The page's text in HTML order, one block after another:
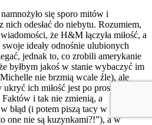
się sporo mitów i
nich odesłać do niebytu. Rozumiem,
że H&M łączyła miłość, a
ideały odnośnie ulubionych
jednak to, co zrobili amerykanie
byłbym jakoś w stanie wybaczyć im
nie brzmią wcale źle), ale
ich miłość jest po prostu
i tak nie zmienią, a
błąd (i potem piszą tacy w
one nie są kuzynkami?!”), a w